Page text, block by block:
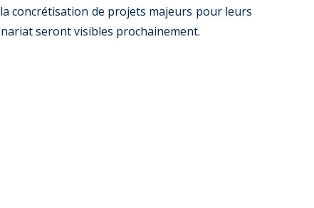
concrétisation de projets majeurs pour leurs
seront visibles prochainement.